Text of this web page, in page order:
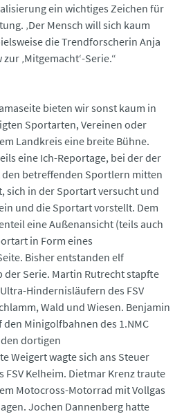
ein wichtiges Zeichen für
‚Der Mensch will sich kaum
die Trendforscherin Anja
‚Mitgemacht‘-Serie.“
bieten wir sonst kaum in
Sportarten, Vereinen oder
Landkreis eine breite Bühne.
eine Ich-Reportage, bei der der
betreffenden Sportlern mitten
sich in der Sportart versucht und
und die Sportart vorstellt. Dem
eine Außenansicht (teils auch
in Form eines
Bisher entstanden elf
Serie. Martin Rutrecht stapfte
Hindernisläufern des FSV
Wald und Wiesen. Benjamin
Minigolfbahnen des 1.NMC
dortigen
Weigert wagte sich ans Steuer
FSV Kelheim. Dietmar Krenz traute
Motocross-Motorrad mit Vollgas
Jochen Dannenberg hatte